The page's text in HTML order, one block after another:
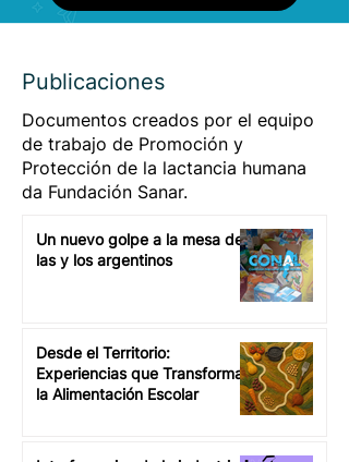
Publicaciones
Documentos creados por el equipo
de trabajo de Promoción y
Protección de la lactancia humana
da Fundación Sanar.
Un nuevo golpe a la mesa de
las y los argentinos
Desde el Territorio:
Experiencias que Transforman
la Alimentación Escolar